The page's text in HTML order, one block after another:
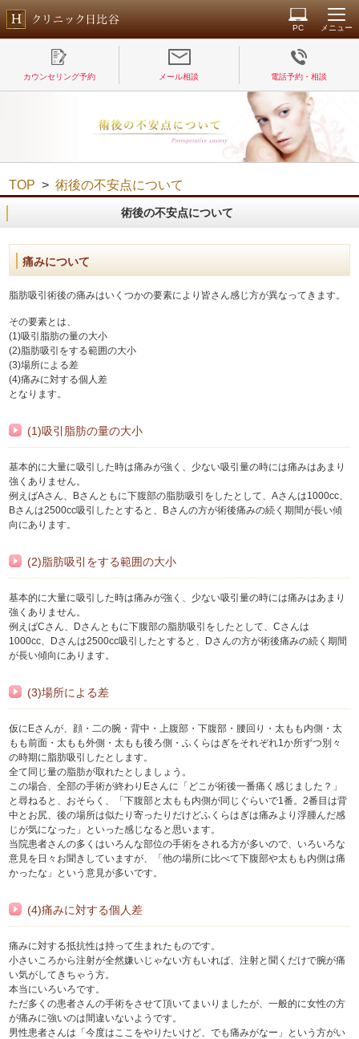
PC メニュー
カウンセリング予約 メール相談 電話予約・相談
TOP >術後の不安点について
術後の不安点について
痛みについて
脂肪吸引術後の痛みはいくつかの要素により皆さん感じ方が異なってきます。
その要素とは、
(1)吸引脂肪の量の大小
(2)脂肪吸引をする範囲の大小
(3)場所による差
(4)痛みに対する個人差
となります。
(1)吸引脂肪の量の大小
基本的に大量に吸引した時は痛みが強く、少ない吸引量の時には痛みはあまり
強くありません。
例えばAさん、Bさんともに下腹部の脂肪吸引をしたとして、Aさんは1000cc、
Bさんは2500cc吸引したとすると、Bさんの方が術後痛みの続く期間が長い傾
向にあります。
(2)脂肪吸引をする範囲の大小
基本的に大量に吸引した時は痛みが強く、少ない吸引量の時には痛みはあまり
強くありません。
例えばCさん、Dさんともに下腹部の脂肪吸引をしたとして、Cさんは
1000cc、Dさんは2500cc吸引したとすると、Dさんの方が術後痛みの続く期間
が長い傾向にあります。
(3)場所による差
仮にEさんが、顔・二の腕・背中・上腹部・下腹部・腰回り・太もも内側・太
もも前面・太もも外側・太もも後ろ側・ふくらはぎをそれぞれ1か所ずつ別々
の時期に脂肪吸引したとします。
全て同じ量の脂肪が取れたとしましょう。
この場合、全部の手術が終わりEさんに「どこが術後一番痛く感じました？」
と尋ねると、おそらく、「下腹部と太もも内側が同じぐらいで1番。2番目は背
中とお尻、後の場所は似たり寄ったりだけどふくらはぎは痛みより浮腫んだ感
じが気になった」といった感じなると思います。
当院患者さんの多くはいろんな部位の手術をされる方が多いので、いろいろな
意見を日々お聞きしていますが、「他の場所に比べて下腹部や太もも内側は痛
かったな」という意見が多いです。
(4)痛みに対する個人差
痛みに対する抵抗性は持って生まれたものです。
小さいころから注射が全然嫌いじゃない方もいれば、注射と聞くだけで腕が痛
い気がしてきちゃう方。
本当にいろいろです。
ただ多くの患者さんの手術をさせて頂いてまいりましたが、一般的に女性の方
が痛みに強いのは間違いないようです。
男性患者さんは「今度はここをやりたいけど、でも痛みがなー」という方がい